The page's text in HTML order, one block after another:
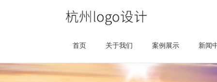
首页 关于我们 案例展示 新闻